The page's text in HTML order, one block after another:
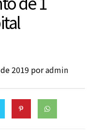
2019 poradmin